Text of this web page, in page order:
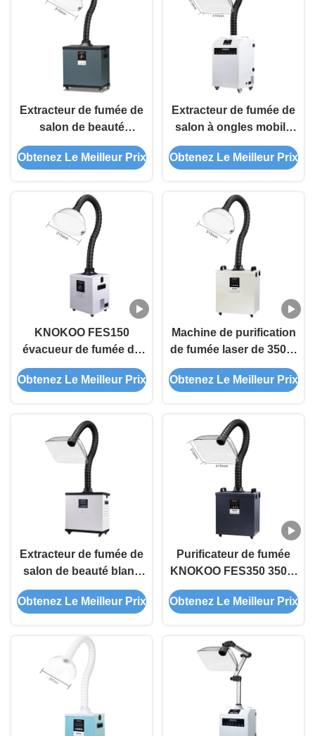
Extracteur de fumée de
salon de beauté
portable de 200W à
faible bruit pour les
cils
Obtenez Le Meilleur Prix
Extracteur de fumée de
salon à ongles mobile
FES220 220W avec
couvercle en silicone
Obtenez Le Meilleur Prix
KNOKOO FES150
évacueur de fumée de
salon de beauté 150W
purificateur de fumée
Obtenez Le Meilleur Prix
Machine de purification
de fumée laser de 350W
FES350 évacuateur de
fumée de salon de
Obtenez Le Meilleur Prix
Extracteur de fumée de
salon de beauté blanc
210W Absorbeur de
fumée pour les
moxibustion de salon
de coiffure
Obtenez Le Meilleur Prix
Purificateur de fumée
KNOKOO FES350 350W
Noir Extracteur de
fumée pour salons de
manucure avec
couvercle en acrylique
de 410 mm
Obtenez Le Meilleur Prix